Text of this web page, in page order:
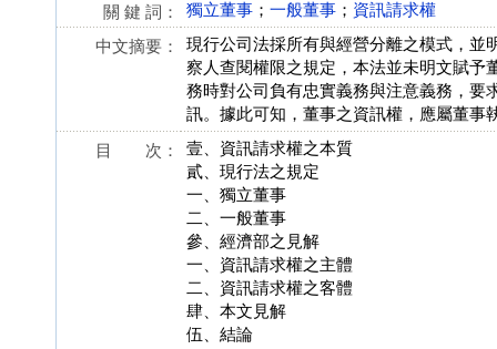
關 鍵 詞：
獨立董事 ； 一般董事 ； 資訊請求權
中文摘要：
現行公司法採所有與經營分離之模式，並
察人查閱權限之規定，本法並未明文賦予
務時對公司負有忠實義務與注意義務，要
訊。據此可知，董事之資訊權，應屬董事
目 次：
壹、資訊請求權之本質
貳、現行法之規定
一、獨立董事
二、一般董事
參、經濟部之見解
一、資訊請求權之主體
二、資訊請求權之客體
肆、本文見解
伍、結論